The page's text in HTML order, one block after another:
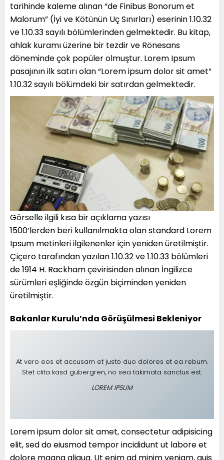
tarihinde kaleme alınan “de Finibus Bonorum et
Malorum” (İyi ve Kötünün Uç Sınırları) eserinin 1.10.32
ve 1.10.33 sayılı bölümlerinden gelmektedir. Bu kitap,
ahlak kuramı üzerine bir tezdir ve Rönesans
döneminde çok popüler olmuştur. Lorem Ipsum
pasajının ilk satırı olan “Lorem ipsum dolor sit amet”
1.10.32 sayılı bölümdeki bir satırdan gelmektedir.
Görselle ilgili kısa bir açıklama yazısı
1500’lerden beri kullanılmakta olan standard Lorem
Ipsum metinleri ilgilenenler için yeniden üretilmiştir.
Çiçero tarafından yazılan 1.10.32 ve 1.10.33 bölümleri
de 1914 H. Rackham çevirisinden alınan İngilizce
sürümleri eşliğinde özgün biçiminden yeniden
üretilmiştir.
Bakanlar Kurulu’nda Görüşülmesi Bekleniyor
At vero eos et accusam et justo duo dolores et ea rebum.
Stet clita kasd gubergren, no sea takimata sanctus est.
LOREM IPSUM
Lorem ipsum dolor sit amet, consectetur adipisicing
elit, sed do eiusmod tempor incididunt ut labore et
dolore magna aliqua. Ut enim ad minim veniam, quis